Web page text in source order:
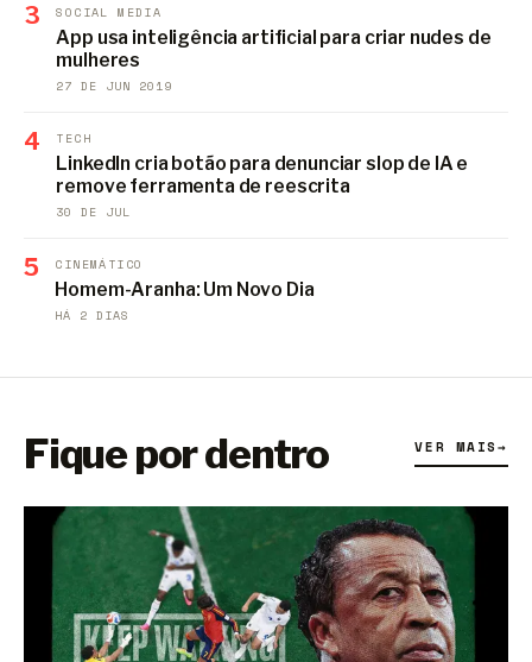
3 SOCIAL MEDIA
App usa inteligência artificial para criar nudes de
mulheres
27 DE JUN 2019
4 TECH
LinkedIn cria botão para denunciar slop de IA e
remove ferramenta de reescrita
30 DE JUL
5 CINEMÁTICO
Homem-Aranha: Um Novo Dia
HÁ 2 DIAS
Fique por dentro VER MAIS→